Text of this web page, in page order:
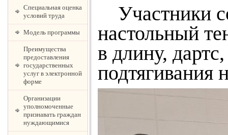
Специальная оценка
условий труда
Модель программы
Преимущества
предоставления
государственных
услуг в электронной
форме
Организации
уполномоченные
признавать граждан
нуждающимися
Участники
настольный
в длину,
подтягивания